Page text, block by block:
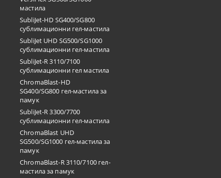
мастила
SubliJet-HD SG400/SG800
сублимационни гел-мастила
SubliJet UHD SG500/SG1000
сублимационни гел-мастила
SubliJet-R 3110/7100
сублимационни гел мастила
ChromaBlast-HD
SG400/SG800 гел-мастила за
памук
SubliJet-R 3300/7700
сублимационни гел-мастила
ChromaBlast UHD
SG500/SG1000 гел-мастила за
памук
ChromaBlast-R 3110/7100 гел-
мастила за памук